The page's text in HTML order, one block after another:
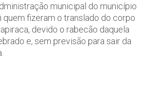
municipal do município
quem fizeram o translado do corpo
devido o rabecão daquela
e, sem previsão para sair da